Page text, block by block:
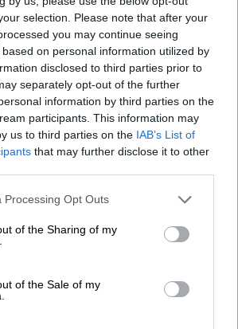
selection. Please note that after your
you may continue seeing
on personal information utilized by
disclosed to third parties prior to
separately opt-out of the further
information by third parties on the
participants. This information may
us to third parties on the IAB’s List of
that may further disclose it to other
website/app uses one or more Google
or usage behaviour. You may click to
to Google and its third-party tags to
specified purposes in below Google
Processing Opt Outs
of the Sharing of my
of the Sale of my
στο Χ το υπουργείο
επιχειρήσεις έρευνας και
χωρικά ύδατα του Κατάρ
εντοπισμό έξι επιβαινόντων
που βρίσκονταν στο
11:09
Η ΕΕ να είναι έτοιμη
ευρωπαϊκό έδαφος